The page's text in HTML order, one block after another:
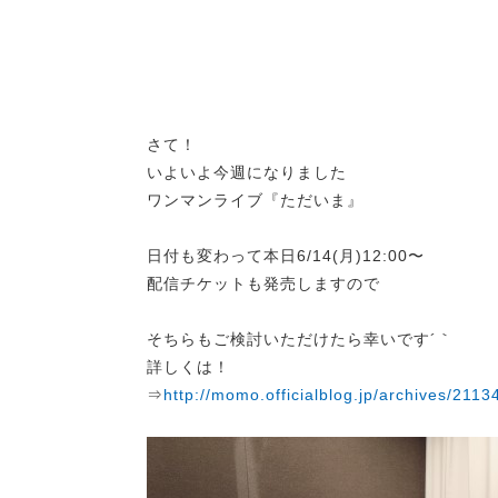
さて！
いよいよ今週になりました
ワンマンライブ『ただいま』
日付も変わって本日6/14(月)12:00〜
配信チケットも発売しますので
そちらもご検討いただけたら幸いです´｀
詳しくは！
⇒http://momo.officialblog.jp/archives/